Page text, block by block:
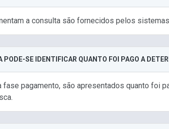
a consulta são fornecidos pelos
PODE-SE IDENTIFICAR QUANTO FOI PAGO A
fase pagamento, são apresentados quanto foi